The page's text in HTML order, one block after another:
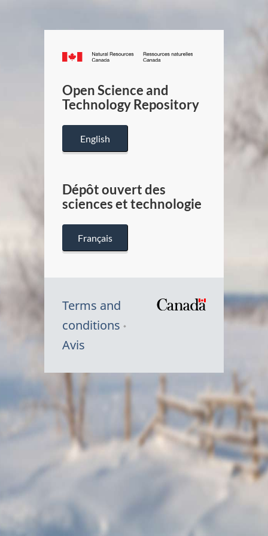
Canada.ca
/
Canada
Open Science and
Technology Repository
English
Dépôt ouvert des
sciences et technologie
Français
Terms and
conditions
Avis
Symbole
Canada